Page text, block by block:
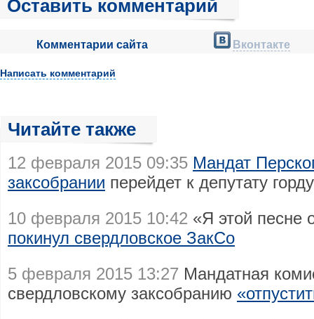
Оставить комментарий
Комментарии сайта Вконтакте
Написать комментарий
Читайте также
12 февраля 2015 09:35 Мандат
заксобрании перейдет к депутату
10 февраля 2015 10:42 «Я этой песне
покинул свердловское ЗакСо
5 февраля 2015 13:27 Мандатная
свердловскому заксобранию